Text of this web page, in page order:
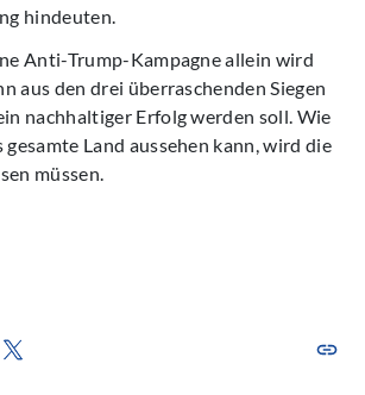
hindeuten.
Anti-Trump-Kampagne allein wird
aus den drei überraschenden Siegen
nachhaltiger Erfolg werden soll. Wie
Land aussehen kann, wird die
müssen.